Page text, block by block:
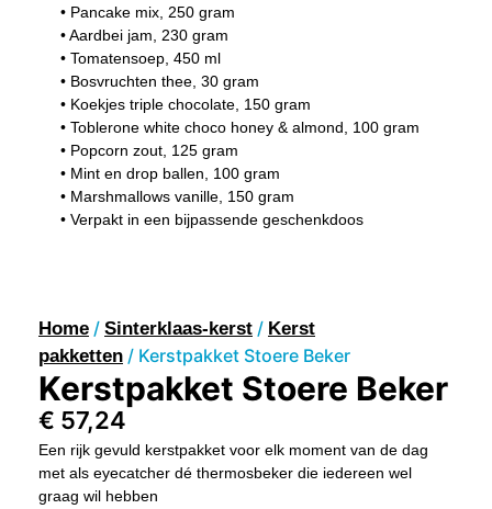
• Pancake mix, 250 gram
• Aardbei jam, 230 gram
• Tomatensoep, 450 ml
• Bosvruchten thee, 30 gram
• Koekjes triple chocolate, 150 gram
• Toblerone white choco honey & almond, 100 gram
• Popcorn zout, 125 gram
• Mint en drop ballen, 100 gram
• Marshmallows vanille, 150 gram
• Verpakt in een bijpassende geschenkdoos
Home / Sinterklaas-kerst / Kerst
pakketten / Kerstpakket Stoere Beker
Kerstpakket Stoere Beker
€ 57,24
Een rijk gevuld kerstpakket voor elk moment van de dag
met als eyecatcher dé thermosbeker die iedereen wel
graag wil hebben